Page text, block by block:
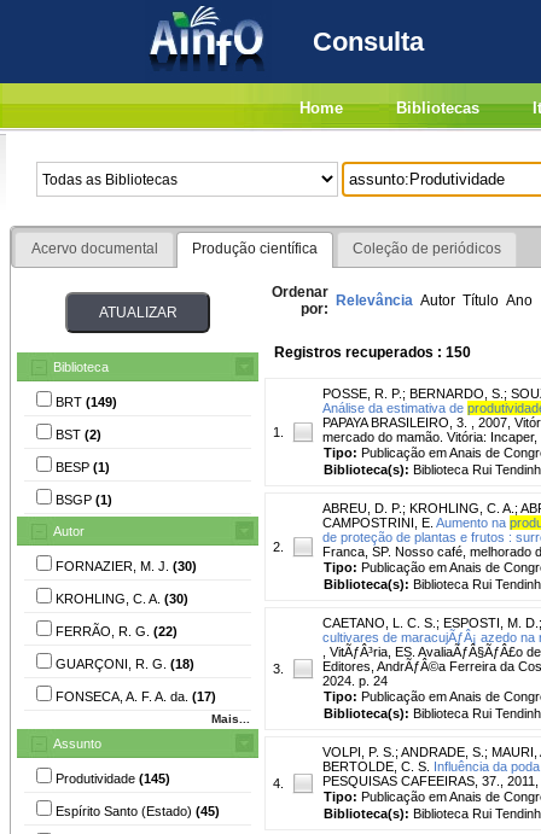
Consulta
Home Bibliotecas
Acervo documental Produção científica Coleção de periódicos
Biblioteca
BRT (149)
BST (2)
BESP (1)
BSGP (1)
Autor
FORNAZIER, M. J. (30)
KROHLING, C. A. (30)
FERRÃO, R. G. (22)
GUARÇONI, R. G. (18)
FONSECA, A. F. A. da. (17)
Mais...
Assunto
Produtividade (145)
Espírito Santo (Estado) (45)
Ordenar
por: Relevância Autor Título Ano
Registros recuperados : 150
1.
POSSE, R. P. ; BERNARDO, S. ;
Análise da estimativa de
PAPAYA BRASILEIRO, 3. , 2007,
mercado do mamão. Vitória:
Tipo: Publicação em Anais de
Biblioteca(s): Biblioteca Rui
2.
ABREU, D. P. ; KROHLING, C. A. ;
CAMPOSTRINI, E. Aumento na
de proteção de plantas e frutos :
Franca, SP. Nosso café, melhorado
Tipo: Publicação em Anais de
Biblioteca(s): Biblioteca Rui
3.
CAETANO, L. C. S. ; ESPOSTI, M. D.
cultivares de maracujÃƒÂ¡ azedo
, VitÃƒÂ³ria, ES. AvaliaÃƒÂ§ÃƒÂ£o
Editores, AndrÃƒÂ©a Ferreira da
2024. p. 24
Tipo: Publicação em Anais de
Biblioteca(s): Biblioteca Rui
4.
VOLPI, P. S. ; ANDRADE, S. ; MAURI,
BERTOLDE, C. S. Influência da
PESQUISAS CAFEEIRAS, 37.,
Tipo: Publicação em Anais de
Biblioteca(s): Biblioteca Rui